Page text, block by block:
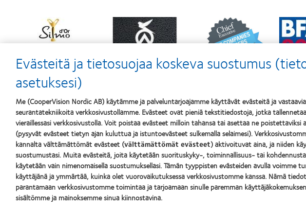
about
Silmo
d’Or
–
parhaasta
tuotteesta,
MyDay®
(2013)
Learn
more
about
Contact
Product
(2013)
Learn
more
about
Best
for
2010
(2012)
Learn
more
about
Best
Factory
Awards
2011
Tuotteemme
Etsi piilolinssisi
Piilolinssiteknologia
Buy Online
Piilolinssit ja näkö
Uusi käyttäjä
Kokenut käyttäjä
CooperVisionista
Evästeitä ja tietosuojaa koskeva suostumus
asetuksesi)
Me (CooperVision Nordic AB) käytämme ja palveluntarjoajamme käyttävät evästeitä ja vastaavia
seurantatekniikoita verkkosivustollamme. Evästeet ovat pieniä tekstitiedostoja, jotka
vieraillessasi verkkosivustolla. Voit poistaa evästeet milloin tahansa tai asettaa ne
(pysyvät evästeet tietyn ajan kuluttua ja istuntoevästeet sulkemalla selaimesi).
kannalta välttämättömät evästeet (välttämättömät evästeet) aktivoituvat aina, ja niiden
suostumustasi. Muita evästeitä, joita käytetään suorituskyky-, toiminnallisuus- tai
käytetään vain nimenomaisella suostumuksellasi. Tämän tyyppisten evästeiden avulla voimme
käyttäjänä ja ymmärtää, kuinka olet vuorovaikutuksessa verkkosivustomme kanssa. Nämä
parantamaan verkkosivustomme toimintaa ja tarjoamaan sinulle paremman
sisältömme ja mainoksemme sinua kiinnostavina.